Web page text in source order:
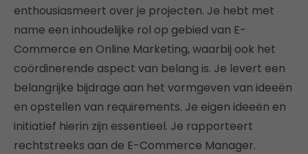
enthousiasmeert over je projecten. Je hebt met
name een inhoudelijke rol op gebied van E-
Commerce en Online Marketing, waarbij ook het
coördinerende aspect van belang is. Je levert een
belangrijke bijdrage aan het vormgeven van ideeën
en opstellen van requirements. Je eigen ideeën en
initiatief hierin zijn essentieel. Je rapporteert
rechtstreeks aan de E-Commerce Manager.